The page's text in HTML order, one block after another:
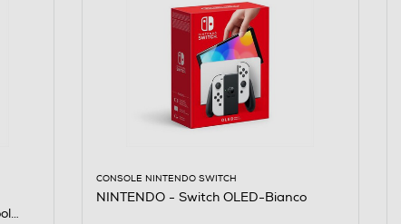
CONSOLE NINTENDO SWITCH
NINTENDO - Switch OLED-Bianco